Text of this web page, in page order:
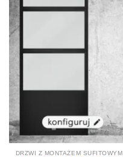
DRZWI Z MONTAŻEM SUFITOWYM